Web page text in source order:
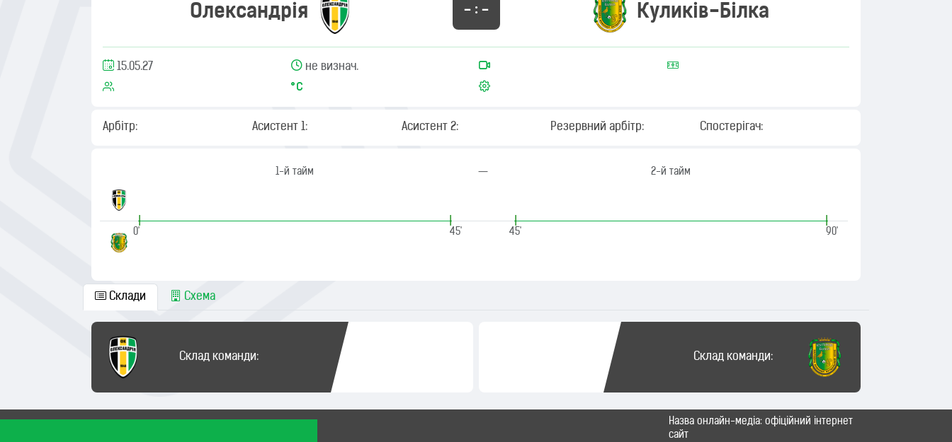
Олександрія – : – Куликів-Білка
15.05.27 не визнач.
Арбітр: Асистент 1: Асистент 2: Резервний арбітр: Спостерігач:
1-й тайм
|
0'
|
45'
— 2-й тайм
|
45'
|
90'
Склади Схема
Склад команди: Склад команди:
Назва онлайн-медіа: офіційний інтернет
сайт